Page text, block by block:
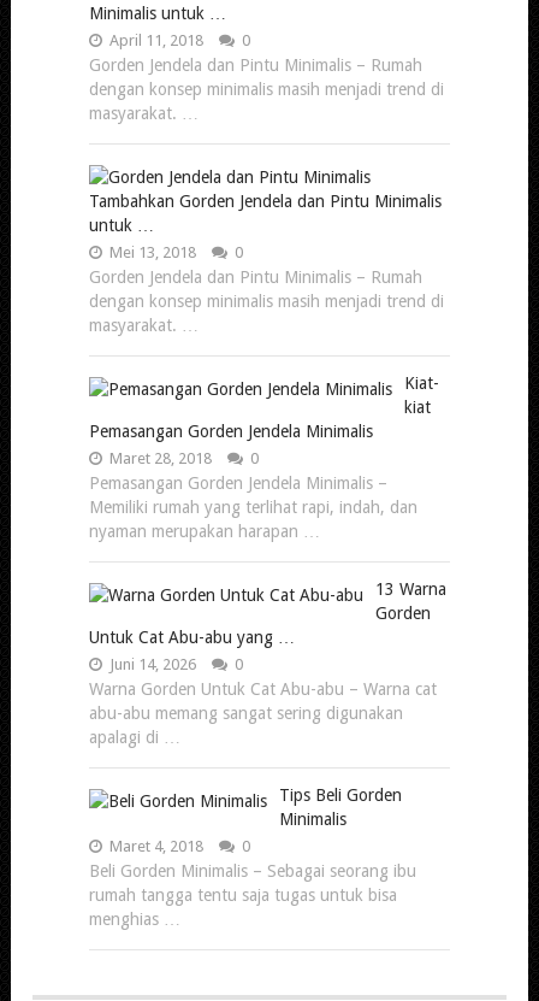
Minimalis untuk …
April 11, 2018 0
Gorden Jendela dan Pintu Minimalis – Rumah
dengan konsep minimalis masih menjadi trend di
masyarakat. …
Tambahkan Gorden Jendela dan Pintu Minimalis
untuk …
Mei 13, 2018 0
Gorden Jendela dan Pintu Minimalis – Rumah
dengan konsep minimalis masih menjadi trend di
masyarakat. …
Kiat-
kiat
Pemasangan Gorden Jendela Minimalis
Maret 28, 2018 0
Pemasangan Gorden Jendela Minimalis –
Memiliki rumah yang terlihat rapi, indah, dan
nyaman merupakan harapan …
13 Warna
Gorden
Untuk Cat Abu-abu yang …
Juni 14, 2026 0
Warna Gorden Untuk Cat Abu-abu – Warna cat
abu-abu memang sangat sering digunakan
apalagi di …
Tips Beli Gorden
Minimalis
Maret 4, 2018 0
Beli Gorden Minimalis – Sebagai seorang ibu
rumah tangga tentu saja tugas untuk bisa
menghias …